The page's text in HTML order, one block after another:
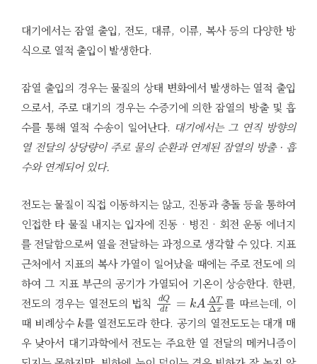
대기에서는 잠열 출입, 전도, 대류, 이류, 복사 등의 다양한 방
식으로 열적 출입이 발생한다.
잠열 출입의 경우는 물질의 상태 변화에서 발생하는 열적 출입
으로서, 주로 대기의 경우는 수증기에 의한 잠열의 방출 및 흡
수를 통해 열적 수송이 일어난다. 대기에서는 그 연직 방향의
열 전달의 상당량이 주로 물의 순환과 연계된 잠열의 방출 · 흡
수와 연계되어 있다.
전도는 물질이 직접 이동하지는 않고, 진동과 충돌 등을 통하여
인접한 타 물질 내지는 입자에 진동 · 병진 · 회전 운동 에너지
를 전달함으로써 열을 전달하는 과정으로 생각할 수 있다. 지표
근처에서 지표의 복사 가열이 일어났을 때에는 주로 전도에 의
하여 그 지표 부근의 공기가 가열되어 기온이 상승한다. 한편,
전도의 경우는 열전도의 법칙
dQ d t= kAΔT Δ x
를 따르는데, 이
때 비례상수
k
를 열전도도라 한다. 공기의 열전도도는 대개 매
우 낮아서 대기과학에서 전도는 주요한 열 전달의 메커니즘이